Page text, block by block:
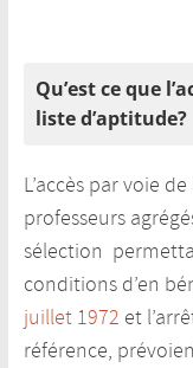
Qu’est ce que
liste d’aptitude?
L’accès par voie
professeurs
sélection
conditions d’en
juillet 1972 et
référence,